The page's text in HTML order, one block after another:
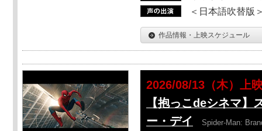
＜日本語吹替版
作品情報・上映スケジュール
2026/08/13（木）上
【抱っこdeシネマ】
ー・デイ
Spider-Man: